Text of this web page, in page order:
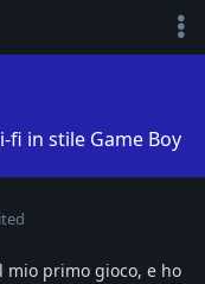
fi in stile Game Boy
mio primo gioco, e ho